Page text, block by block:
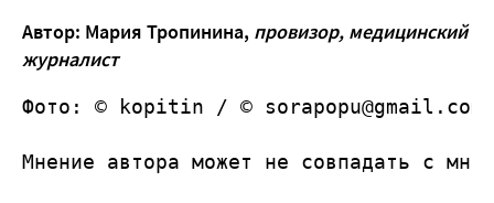
Автор: Мария Тропинина, провизор, медицинский
журналист
Фото: © kopitin / ©
Мнение автора может не совпадать с